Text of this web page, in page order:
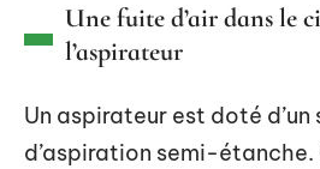
Une fuite d’air dans le
l’aspirateur
Un aspirateur est doté d’un
d’aspiration semi-